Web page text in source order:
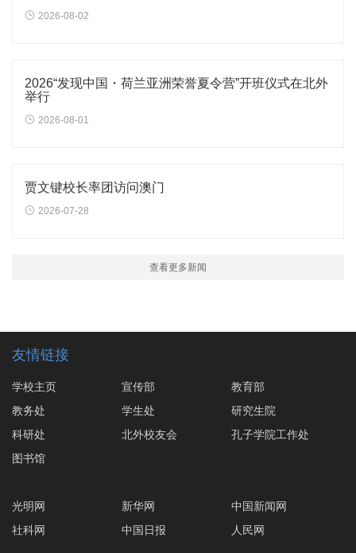
2026-08-02
2026“发现中国・荷兰亚洲荣誉夏令营”开班仪式在北外
举行
2026-08-01
贾文键校长率团访问澳门
2026-07-28
查看更多新闻
友情链接
学校主页 宣传部
教育部
教务处
学生处
研究生院
科研处
北外校友会
孔子学院工作处
图书馆
光明网 新华网
中国新闻网
社科网
中国日报 人民网